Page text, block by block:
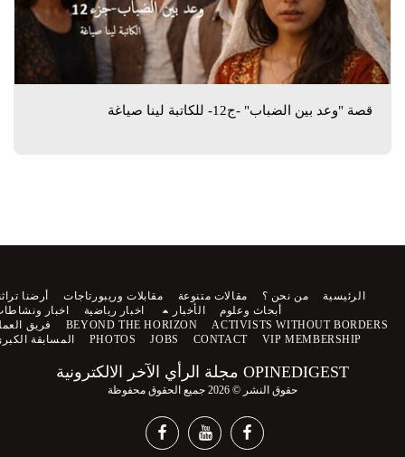
قصة "وعد بين الضباب" -ج12- للكاتبة لينا صياغة
OPINEDIGEST مجلة الرأي الآخر الالكترونية
حقوق النشر © 2026 جميع الحقوق محفوظة
الرئيسية من نحن ؟ مقالات متنوعة مقابلات وريبورتاجات
أرضنا تراثنا
أبحاث وعلوم
الأخبار اخبار رياضية
اخبار ونشاطات
ACTIVISTS WITHOUT BORDERS
BEYOND THE HORIZON
فريق العمل
VIP MEMBERSHIP
CONTACT
JOBS
PHOTOS المسابقة الكبرى